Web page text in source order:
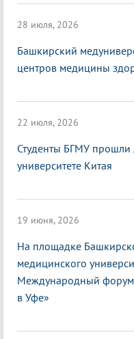
28 июля, 2026
Башкирский
центров медицины
22 июля, 2026
Студенты БГМУ
университете Китая
19 июня, 2026
На площадке
медицинского
Международный форум
в Уфе»